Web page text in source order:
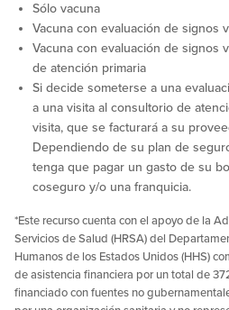
Sólo vacuna
Vacuna con evaluación de signos
Vacuna con evaluación de signos
de atención primaria
Si decide someterse a una
a una visita al consultorio de
visita, que se facturará a su
Dependiendo de su plan de
tenga que pagar un gasto de su
coseguro y/o una franquicia.
*Este recurso cuenta con el apoyo de la
Servicios de Salud (HRSA) del
Humanos de los Estados Unidos (HHS)
de asistencia financiera por un total de
financiado con fuentes no